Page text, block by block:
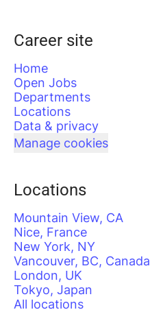
Career site
Home
Open Jobs
Departments
Locations
Data & privacy
Manage cookies
Locations
Mountain View, CA
Nice, France
New York, NY
Vancouver, BC, Canada
London, UK
Tokyo, Japan
All locations